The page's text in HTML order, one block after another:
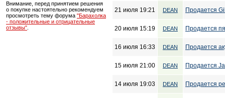
Внимание, перед принятием решения
о покупке настоятельно рекомендуем
просмотреть тему форума "Барахолка
- положительные и отрицательные
отзывы"
21 июля 19:21 DEAN Продается
20 июля 15:19 DEAN Продается
16 июля 16:33 DEAN Продается
15 июля 21:00 DEAN Продается
14 июля 19:03 DEAN Продается